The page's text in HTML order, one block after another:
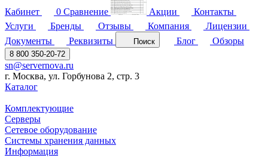
Кабинет 0 Сравнение Акции
Контакты
Услуги
Бренды Отзывы Компания
Лицензии
Документы
Реквизиты Поиск Блог Обзоры
8 800 350-20-72
sn@servernova.ru
г. Москва, ул. Горбунова 2, стр. 3
Каталог
Комплектующие
Серверы
Сетевое оборудование
Системы хранения данных
Информация